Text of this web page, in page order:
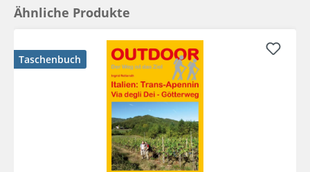
Ähnliche Produkte
Taschenbuch